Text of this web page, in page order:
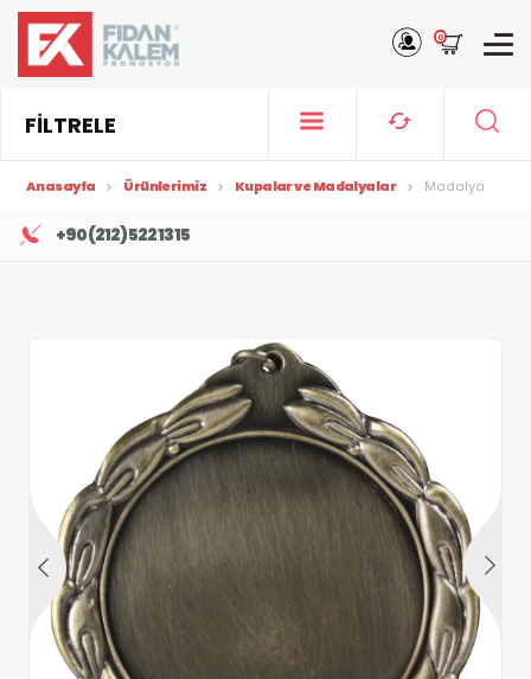
0
FİLTRELE
Anasayfa Ürünlerimiz Kupalar ve Madalyalar Madalya
+90 (212) 522 13 15